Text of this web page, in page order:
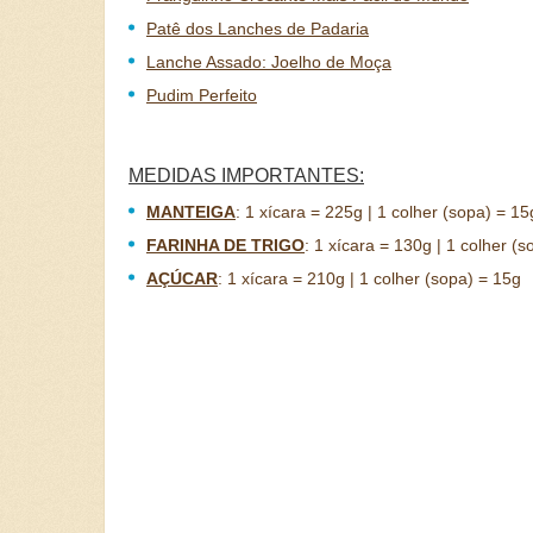
Patê dos Lanches de Padaria
Lanche Assado: Joelho de Moça
Pudim Perfeito
MEDIDAS IMPORTANTES:
MANTEIGA: 1 xícara = 225g | 1 colher (sopa) =
FARINHA DE TRIGO: 1 xícara = 130g | 1 colher
AÇÚCAR: 1 xícara = 210g | 1 colher (sopa) = 15g